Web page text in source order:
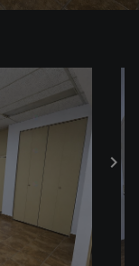
chevron_right